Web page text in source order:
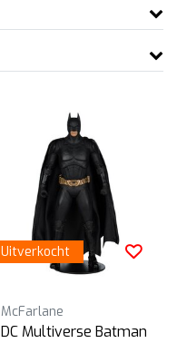
Uitverkocht
McFarlane
DC Multiverse Batman